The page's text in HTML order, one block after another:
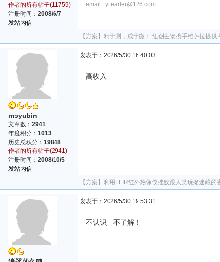
作者的所有帖子(11759)
注册时间： 2008/6/7
发站内信
email: ytleader@126.com
【方案】 精于测，成于微： 纽创生物携手维萨拉提
msyubin
文章数： 2941
年度积分： 1013
历史总积分： 19848
作者的所有帖子(2941)
注册时间： 2008/10/5
发站内信
发表于：2026/5/30 16:40:03
高收入
【方案】 利用FLIR红外热像仪挫败跟人类玩捉迷藏的
发表于：2026/5/30 19:53:31
不认识，不了解！